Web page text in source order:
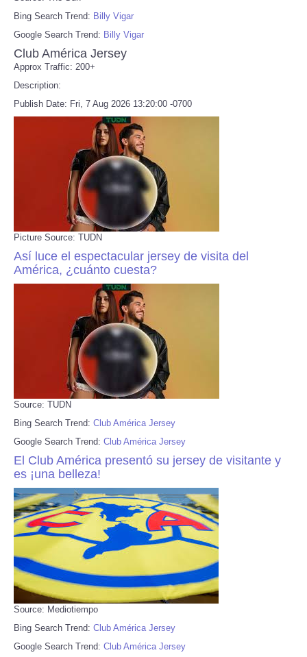
Bing Search Trend: Billy Vigar
Google Search Trend: Billy Vigar
Club América Jersey
Approx Traffic: 200+
Description:
Publish Date: Fri, 7 Aug 2026 13:20:00 -0700
Picture Source: TUDN
Así luce el espectacular jersey de visita del
América, ¿cuánto cuesta?
Source: TUDN
Bing Search Trend: Club América Jersey
Google Search Trend: Club América Jersey
El Club América presentó su jersey de visitante y
es ¡una belleza!
Source: Mediotiempo
Bing Search Trend: Club América Jersey
Google Search Trend: Club América Jersey